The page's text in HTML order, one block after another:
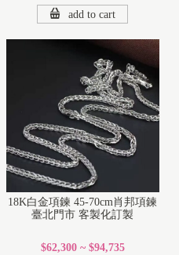
add to cart
18K白金項鍊 45-70cm肖邦項鍊
臺北門市 客製化訂製
$62,300 ~ $94,735